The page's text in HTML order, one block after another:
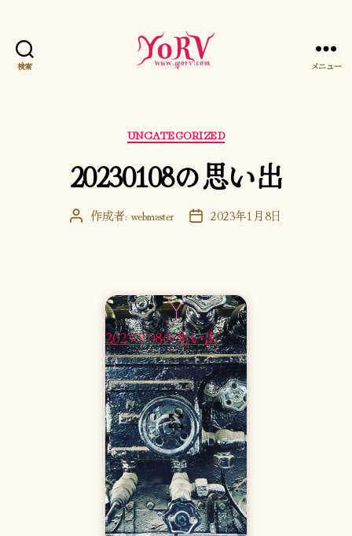
検索 メニュー
カ
テ
ゴ
リ
UNCATEGORIZED
20230108の思い出
投 作成者: webmaster
投 2023年1月8日
20230108の思い出